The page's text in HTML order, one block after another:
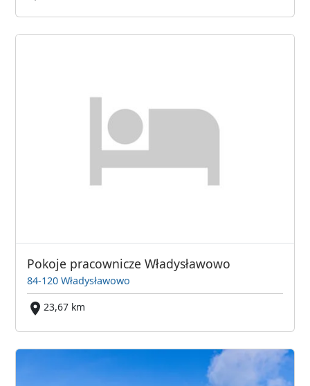
Pokoje pracownicze Władysławowo
84-120 Władysławowo
23,67 km